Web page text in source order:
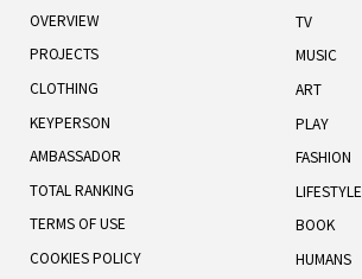
OVERVIEW
PROJECTS
CLOTHING
KEYPERSON
AMBASSADOR
TOTAL RANKING
TERMS OF USE
COOKIES POLICY
TV
MUSIC
ART
PLAY
FASHION
LIFESTYLE
BOOK
HUMANS